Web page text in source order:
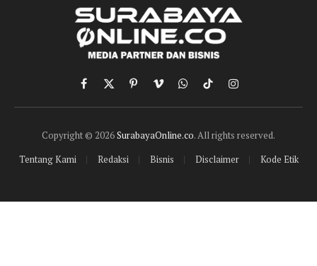
Facebook
X
(Twitter)
PinterestVimeoWhatsApp
TikTokInstagram
Copyright © 2026SurabayaOnline.co. All rights reserved.
Tentang Kami
Redaksi Bisnis Disclaimer Kode Etik